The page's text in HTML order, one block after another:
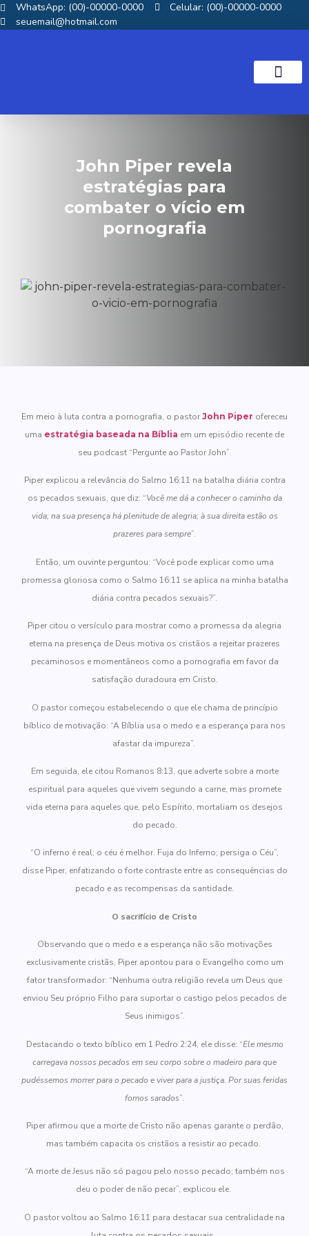
WhatsApp: (00)-00000-0000
Celular: (00)-00000-0000
seuemail@hotmail.com
John Piper revela
estratégias para
combater o vício em
pornografia
Em meio à luta contra a pornografia, o pastor John Piper ofereceu
uma estratégia baseada na Bíblia em um episódio recente de
seu podcast “Pergunte ao Pastor John”.
Piper explicou a relevância do Salmo 16:11 na batalha diária contra
os pecados sexuais, que diz: “Você me dá a conhecer o caminho da
vida; na sua presença há plenitude de alegria; à sua direita estão os
prazeres para sempre”.
Então, um ouvinte perguntou: “Você pode explicar como uma
promessa gloriosa como o Salmo 16:11 se aplica na minha batalha
diária contra pecados sexuais?”.
Piper citou o versículo para mostrar como a promessa da alegria
eterna na presença de Deus motiva os cristãos a rejeitar prazeres
pecaminosos e momentâneos como a pornografia em favor da
satisfação duradoura em Cristo.
O pastor começou estabelecendo o que ele chama de princípio
bíblico de motivação: “A Bíblia usa o medo e a esperança para nos
afastar da impureza”.
Em seguida, ele citou Romanos 8:13, que adverte sobre a morte
espiritual para aqueles que vivem segundo a carne, mas promete
vida eterna para aqueles que, pelo Espírito, mortaliam os desejos
do pecado.
“O inferno é real; o céu é melhor. Fuja do Inferno; persiga o Céu”,
disse Piper, enfatizando o forte contraste entre as consequências do
pecado e as recompensas da santidade.
O sacrifício de Cristo
Observando que o medo e a esperança não são motivações
exclusivamente cristãs, Piper apontou para o Evangelho como um
fator transformador: “Nenhuma outra religião revela um Deus que
enviou Seu próprio Filho para suportar o castigo pelos pecados de
Seus inimigos”.
Destacando o texto bíblico em 1 Pedro 2:24, ele disse: “Ele mesmo
carregava nossos pecados em seu corpo sobre o madeiro para que
pudéssemos morrer para o pecado e viver para a justiça. Por suas feridas
fomos sarados”.
Piper afirmou que a morte de Cristo não apenas garante o perdão,
mas também capacita os cristãos a resistir ao pecado.
“A morte de Jesus não só pagou pelo nosso pecado; também nos
deu o poder de não pecar”, explicou ele.
O pastor voltou ao Salmo 16:11 para destacar sua centralidade na